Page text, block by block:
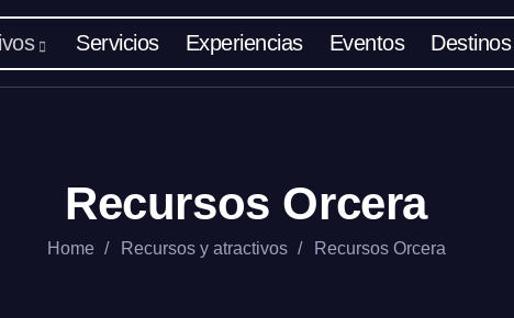
Servicios Experiencias Eventos Destinos
Recursos Orcera
Home Recursos y atractivos Recursos Orcera